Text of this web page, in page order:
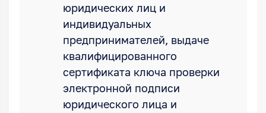
юридических лиц и
индивидуальных
предпринимателей, выдаче
квалифицированного
сертификата ключа проверки
электронной подписи
юридического лица и